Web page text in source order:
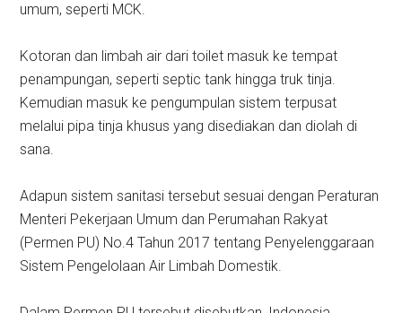
umum, seperti MCK.
Kotoran dan limbah air dari toilet masuk ke tempat
penampungan, seperti septic tank hingga truk tinja.
Kemudian masuk ke pengumpulan sistem terpusat
melalui pipa tinja khusus yang disediakan dan diolah di
sana.
Adapun sistem sanitasi tersebut sesuai dengan Peraturan
Menteri Pekerjaan Umum dan Perumahan Rakyat
(Permen PU) No.4 Tahun 2017 tentang Penyelenggaraan
Sistem Pengelolaan Air Limbah Domestik.